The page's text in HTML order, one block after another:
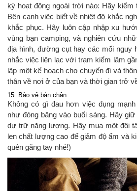
kỳ hoạt động ngoài trời nào: Hãy
Bên cạnh việc biết về nhiệt độ khắc
khắc phục. Hãy luôn cập nhập xu
vùng bạn camping, và nghiên cứu
địa hình, đường cụt hay các mối nguy
nhắc việc liên lạc với trạm kiểm lâm
lập một kế hoạch cho chuyến đi và
thân về nơi ở của bạn và thời gian trở
15. Bảo vệ bàn chân
Không có gì đau hơn việc đụng
như đóng băng vào buổi sáng. Hãy
dự trữ năng lượng. Hãy mua một đôi
len chất lượng cao để giảm độ ẩm và
quên găng tay nhé!)